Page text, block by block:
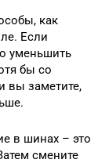
как
Если
уменьшить
бы со
вы заметите,
в шинах – это
смените